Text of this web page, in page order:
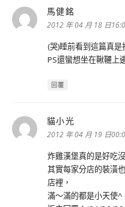
馬健銘
示:
2012 年 04 月 18 日
(哭)睡前看到這篇真
PS還蠻想坐在鞦韆上
回覆
貓小光
示:
2012 年 04 月 19 日
炸雞漢堡真的是好吃
其實每家分店的裝潢
店裡，
滿～滿的都是小天使^